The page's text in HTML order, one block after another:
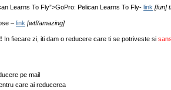
Learns To Fly”>GoPro: Pelican Learns To Fly- link [fun]
– link [wtf/amazing]
! In fiecare zi, iti dam o reducere care ti se potriveste si
pe mail
care ai reducerea